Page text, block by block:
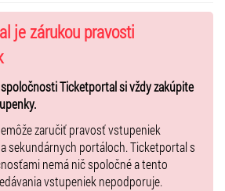
hydrometeorologického ústavu, ktorú si
vypracovať, bude v októbri babie leto s
A keďže tribúny na najväčšom a jednom z
štadiónov Fortuna ligy sú prekryté, aj v
pôjde o výnimočný zážitok pod
sa, že City Arena Trnava je skvelé miesto
ale aj špičkové koncerty. Keďže na tomto
ako Olympic či Lucie, patrilo by sa,
aj domáci interpret. A kto iný by to mal byť
a najúspešnejšia slovenská skupina Elán,“
Čurný.
je zárukou pravosti
Ticketportal si vždy zakúpite
zaručiť pravosť vstupeniek
sekundárnych portáloch. Ticketportal s
nemá nič spoločné a tento
vstupeniek nepodporuje.